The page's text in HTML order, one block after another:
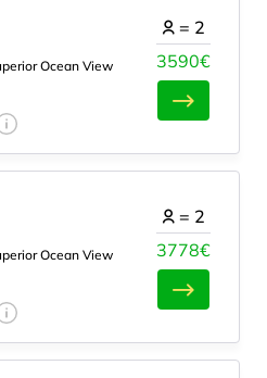
Ocean View
3590€
= 2
Ocean View
3778€
= 2